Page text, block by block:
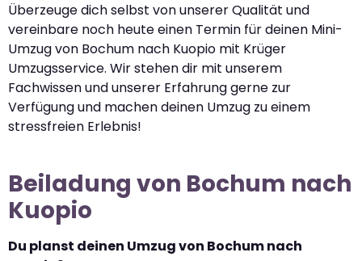
Überzeuge dich selbst von unserer Qualität und
vereinbare noch heute einen Termin für deinen Mini-
Umzug von Bochum nach Kuopio mit Krüger
Umzugsservice. Wir stehen dir mit unserem
Fachwissen und unserer Erfahrung gerne zur
Verfügung und machen deinen Umzug zu einem
stressfreien Erlebnis!
Beiladung von Bochum nach
Kuopio
Du planst deinen Umzug von Bochum nach